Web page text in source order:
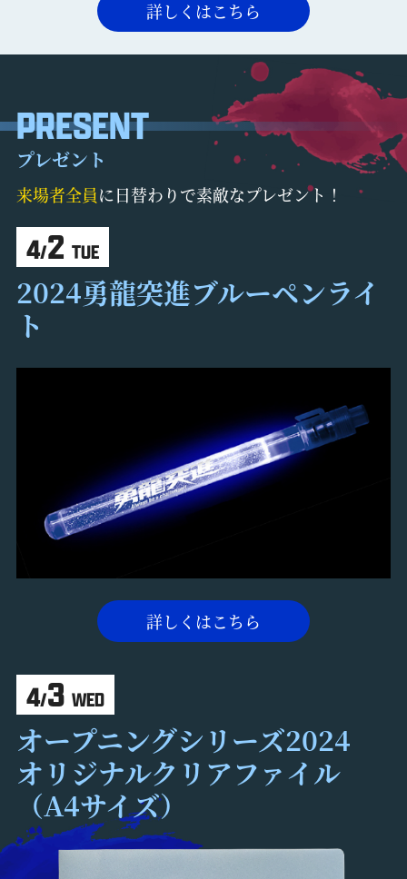
詳しくはこちら
PRESENT
プレゼント
来場者全員に日替わりで素敵なプレゼント！
4/2 TUE
2024勇龍突進ブルーペンライ
ト
詳しくはこちら
4/3 WED
オープニングシリーズ2024
オリジナルクリアファイル
（A4サイズ）